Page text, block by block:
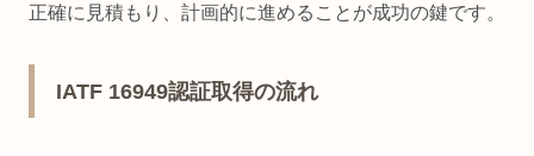
正確に見積もり、計画的に進めることが成功の鍵です。
IATF 16949認証取得の流れ